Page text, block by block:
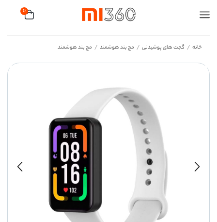
0
خانه / گجت های پوشیدنی / مچ بند هوشمند / مچ بند هوشمند